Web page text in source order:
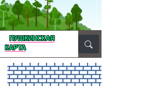
DПУШКИНСКАЯ
КАРТА